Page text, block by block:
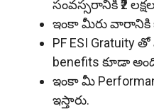
సంవస్సరానికి ₹2
ఇంకా మీరు వారానికి
PF ESI Gratuity
benefits కూడా
ఇంకా మీ
ఇస్తారు.